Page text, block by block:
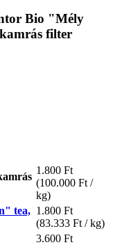
Bio "Mély
filter
1.800 Ft
(100.000 Ft /
kg)
tea, 1.800 Ft
(83.333 Ft / kg)
3.600 Ft